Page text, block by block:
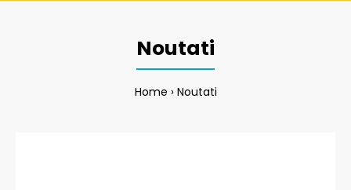
Noutati
Home Noutati